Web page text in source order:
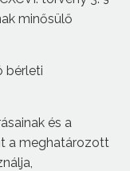
minősülő
bérleti
és a
a meghatározott